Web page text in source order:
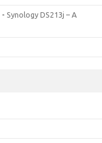
- Synology DS213j – A